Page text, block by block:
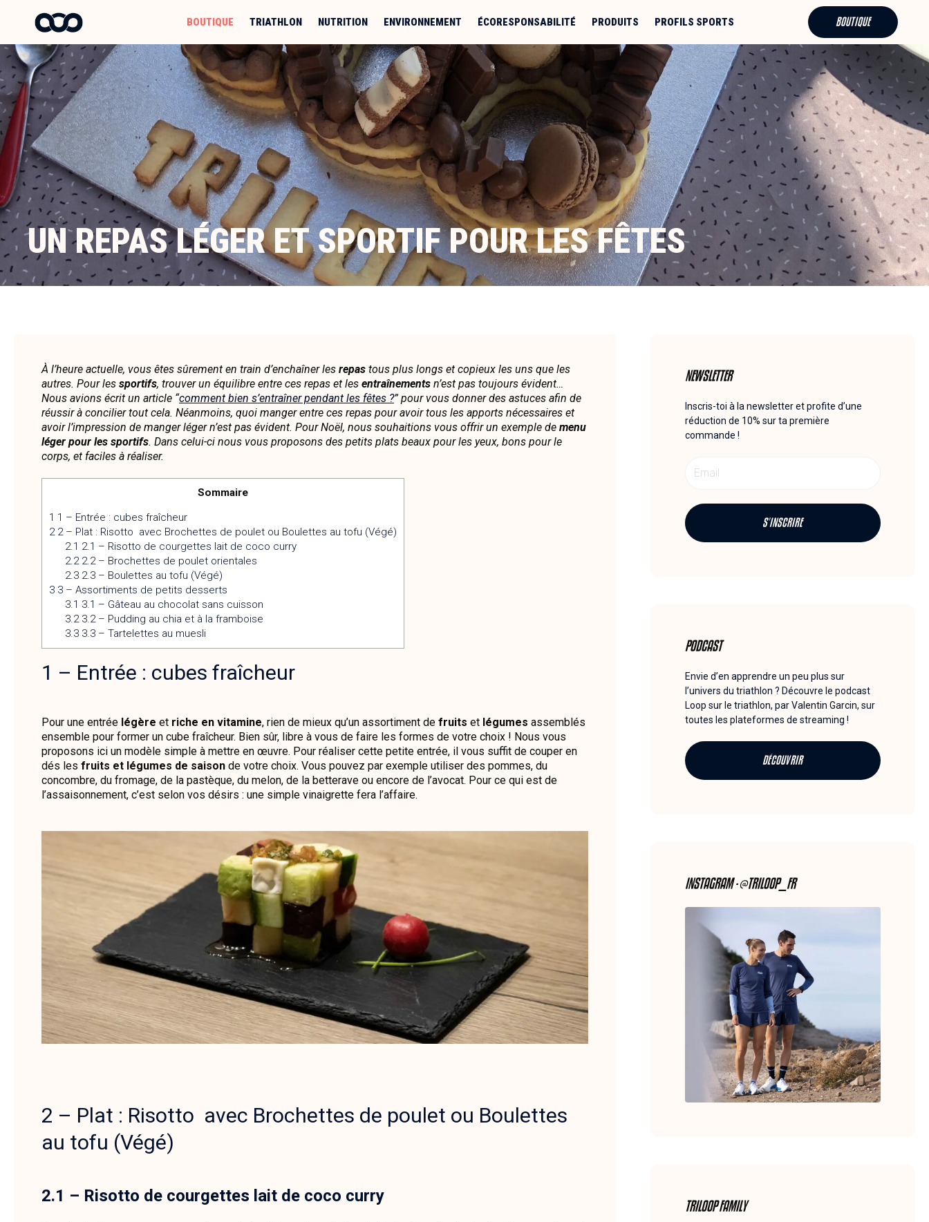
BOUTIQUE TRIATHLON NUTRITION ENVIRONNEMENT ÉCORESPONSABILITÉ PRODUITS PROFILS SPORTS BOUTIQUE
UN REPAS LÉGER ET SPORTIF POUR LES FÊTES
À l’heure actuelle, vous êtes sûrement en train d’enchaîner les repas tous plus longs et copieux les uns que les
autres. Pour les sportifs, trouver un équilibre entre ces repas et les entraînements n’est pas toujours évident…
Nous avions écrit un article “comment bien s’entraîner pendant les fêtes ?” pour vous donner des astuces afin de
réussir à concilier tout cela. Néanmoins, quoi manger entre ces repas pour avoir tous les apports nécessaires et
avoir l’impression de manger léger n’est pas évident. Pour Noël, nous souhaitions vous offrir un exemple de menu
léger pour les sportifs. Dans celui-ci nous vous proposons des petits plats beaux pour les yeux, bons pour le
corps, et faciles à réaliser.
Sommaire
1 1 – Entrée : cubes fraîcheur
22 – Plat : Risotto avec Brochettes de poulet ou Boulettes au tofu (Végé)
2.1 2.1 – Risotto de courgettes lait de coco curry
2.22.2 – Brochettes de poulet orientales
2.32.3 – Boulettes au tofu (Végé)
3 3 – Assortiments de petits desserts
3.1 3.1 – Gâteau au chocolat sans cuisson
3.23.2 – Pudding au chia et à la framboise
3.33.3 – Tartelettes au muesli
1 – Entrée : cubes fraîcheur
Pour une entrée légère et riche en vitamine, rien de mieux qu’un assortiment de fruits et légumes assemblés
ensemble pour former un cube fraîcheur. Bien sûr, libre à vous de faire les formes de votre choix ! Nous vous
proposons ici un modèle simple à mettre en œuvre. Pour réaliser cette petite entrée, il vous suffit de couper en
dés les fruits et légumes de saison de votre choix. Vous pouvez par exemple utiliser des pommes, du
concombre, du fromage, de la pastèque, du melon, de la betterave ou encore de l’avocat. Pour ce qui est de
l’assaisonnement, c’est selon vos désirs : une simple vinaigrette fera l’affaire.
2 – Plat : Risotto avec Brochettes de poulet ou Boulettes
au tofu (Végé)
2.1 – Risotto de courgettes lait de coco curry
NEWSLETTER
Inscris-toi à la newsletter et profite d’une
réduction de 10% sur ta première
commande !
S'INSCRIRE
PODCAST
Envie d’en apprendre un peu plus sur
l’univers du triathlon ? Découvre le podcast
Loop sur le triathlon, par Valentin Garcin, sur
toutes les plateformes de streaming !
DÉCOUVRIR
INSTAGRAM - @TRILOOP_FR
TRILOOP FAMILY